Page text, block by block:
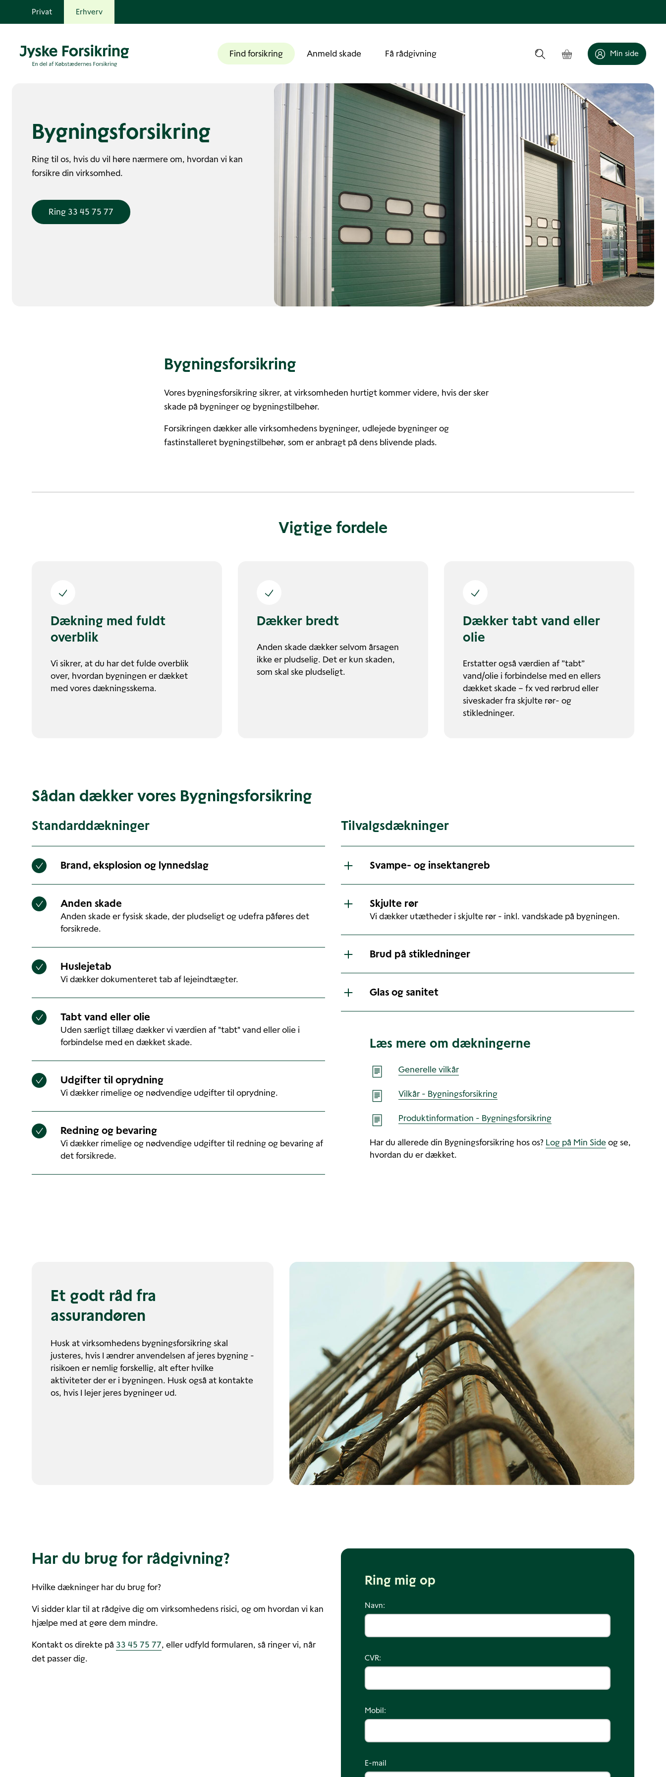
Privat Erhverv
Find forsikring Anmeld skade Få rådgivning Min side
Bygnings­forsikring
Ring til os, hvis du vil høre nærmere om, hvordan vi kan
forsikre din virksomhed.
Ring 33 45 75 77
Bygningsforsikring
Vores bygningsforsikring sikrer, at virksomheden hurtigt kommer videre, hvis der sker
skade på bygninger og bygningstilbehør.
Forsikringen dækker alle virksomhedens bygninger, udlejede bygninger og
fastinstalleret bygningstilbehør, som er anbragt på dens blivende plads.
Vigtige fordele
Dækning med fuldt
overblik
Vi sikrer, at du har det fulde overblik
over, hvordan bygningen er dækket
med vores dækningsskema.
Dækker bredt
Anden skade dækker selvom årsagen
ikke er pludselig. Det er kun skaden,
som skal ske pludseligt.
Dækker tabt vand eller
olie
Erstatter også værdien af ”tabt”
vand/olie i forbindelse med en ellers
dækket skade – fx ved rørbrud eller
siveskader fra skjulte rør- og
stikledninger.
Sådan dækker vores Bygningsforsikring
Standarddækninger
Brand, eksplosion og lynnedslag
Anden skade
Anden skade er fysisk skade, der pludseligt og udefra påføres det
forsikrede.
Huslejetab
Vi dækker dokumenteret tab af lejeindtægter.
Tabt vand eller olie
Uden særligt tillæg dækker vi værdien af "tabt" vand eller olie i
forbindelse med en dækket skade.
Udgifter til oprydning
Vi dækker rimelige og nødvendige udgifter til oprydning.
Redning og bevaring
Vi dækker rimelige og nødvendige udgifter til redning og bevaring af
det forsikrede.
Tilvalgsdækninger
Svampe- og insektangreb
Skjulte rør
Vi dækker utætheder i skjulte rør - inkl. vandskade på bygningen.
Brud på stikledninger
Glas og sanitet
Læs mere om dækningerne
Generelle vilkår
Vilkår - Bygningsforsikring
Produktinformation - Bygningsforsikring
Har du allerede din Bygningsforsikring hos os? Log på Min Sideog se,
hvordan du er dækket.
Et godt råd fra
assurandøren
Husk at virksomhedens bygningsforsikring skal
justeres, hvis I ændrer anvendelsen af jeres bygning -
risikoen er nemlig forskellig, alt efter hvilke
aktiviteter der er i bygningen. Husk også at kontakte
os, hvis I lejer jeres bygninger ud.
Har du brug for rådgivning?
Hvilke dækninger har du brug for?
Vi sidder klar til at rådgive dig om virksomhedens risici, og om hvordan vi kan
hjælpe med at gøre dem mindre.
Kontakt os direkte på 33 45 75 77, eller udfyld formularen, så ringer vi, når
det passer dig.
Ring mig op
Navn:
CVR:
Mobil:
E-mail